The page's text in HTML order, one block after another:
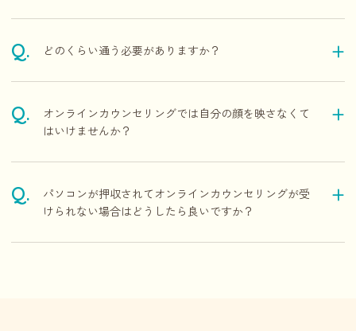
どのくらい通う必要がありますか？
オンラインカウンセリングでは自分の顔を映さなくて
はいけませんか？
パソコンが押収されてオンラインカウンセリングが受
けられない場合はどうしたら良いですか？